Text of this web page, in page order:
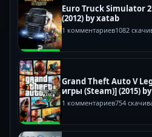
Euro Truck Simulator
(2012) by xatab
1 комментариев1082
Grand Theft Auto V
игры (Steam)] (2015)
1 комментариев754